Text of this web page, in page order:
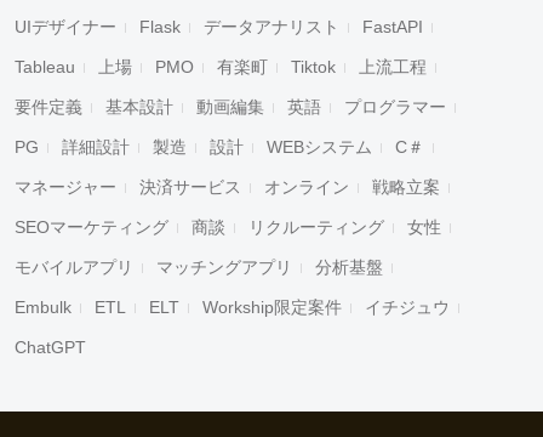
UIデザイナー Flask データアナリスト FastAPI
Tableau 上場 PMO 有楽町 Tiktok 上流工程
要件定義 基本設計 動画編集 英語 プログラマー
PG 詳細設計 製造 設計 WEBシステム C＃
マネージャー 決済サービス オンライン 戦略立案
SEOマーケティング 商談 リクルーティング 女性
モバイルアプリ マッチングアプリ 分析基盤
Embulk ETL ELT Workship限定案件 イチジュウ
ChatGPT